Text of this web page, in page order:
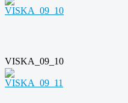
VISKA_09_10